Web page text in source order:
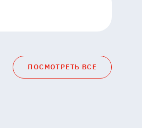
ПОСМОТРЕТЬ ВСЕ